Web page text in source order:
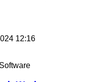
12:16